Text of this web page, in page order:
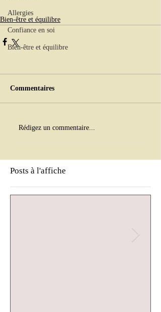
Allergies
Confiance en soi
Bien-être et équilibre
Bien-être et équilibre
Commentaires
Rédigez un commentaire...
Posts à l'affiche